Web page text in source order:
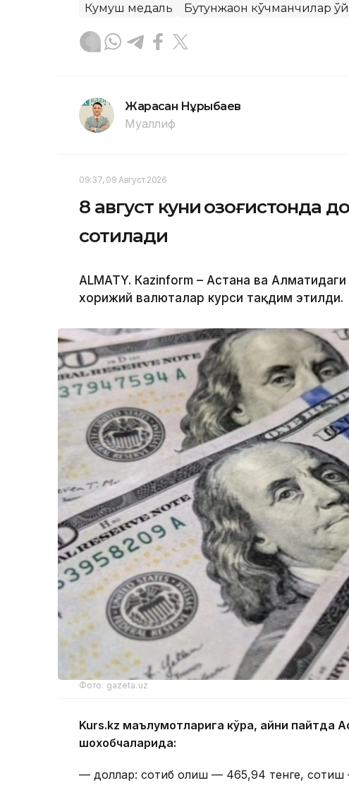
Кумуш медаль Бутунжаҳон кўчманчилар
Жарасқан Нұрыбаев
Муаллиф
09:37, 09 Август 2026
8 август куни Қозоғистонда
сотилади
ALMATY. Кazinform – Астана ва
хорижий валюталар курси тақдим этилди.
Фото: gazeta.uz
Kurs.kz маълумотларига кўра, айни пайтда
шохобчаларида:
— доллар: сотиб олиш — 465,94 тенге, сотиш